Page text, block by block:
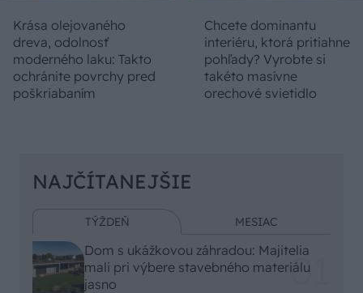
Krása olejovaného
dreva, odolnosť
moderného laku: Takto
ochránite povrchy pred
poškriabaním
Chcete dominantu
interiéru, ktorá pritiahne
pohľady? Vyrobte si
takéto masívne
orechové svietidlo
NAJČÍTANEJŠIE
TÝŽDEŇ MESIAC
Dom s ukážkovou záhradou: Majitelia
mali pri výbere stavebného materiálu
jasno